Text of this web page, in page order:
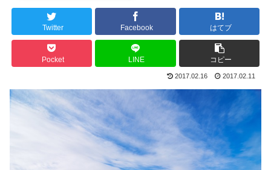
Twitter Facebook はてブ
Pocket LINE コピー
2017.02.16 2017.02.11